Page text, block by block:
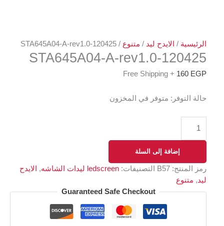
الرئيسية/الايدح ليد/متنوع/ STA645A04-A-rev1.0-120425
STA645A04-A-rev1.0-120425
160EGP
+ Free Shipping
حالة التوفر: متوفر في المخزون
إضافة إلى السلة
رمز المنتج:B57 التصنيفات:ledscreen ليدات الشاشه ,الايدح
ليد,متنوع
Guaranteed Safe Checkout